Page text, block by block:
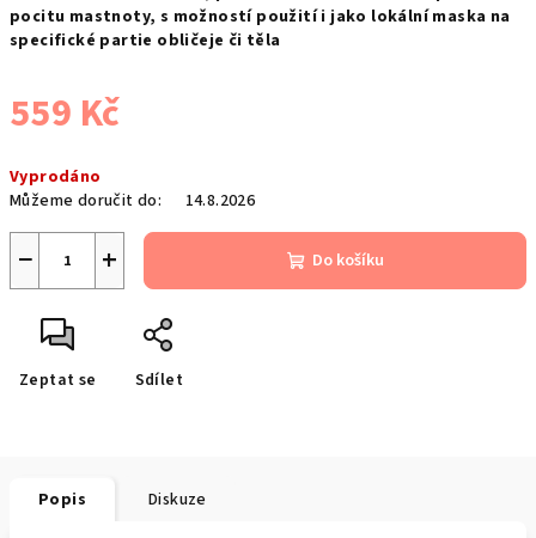
pocitu mastnoty, s možností použití i jako lokální maska na
specifické partie obličeje či těla
559 Kč
cena:
Vyprodáno
Můžeme doručit do:
14.8.2026
+
− Do košíku
Zeptat se Sdílet
Popis Diskuze